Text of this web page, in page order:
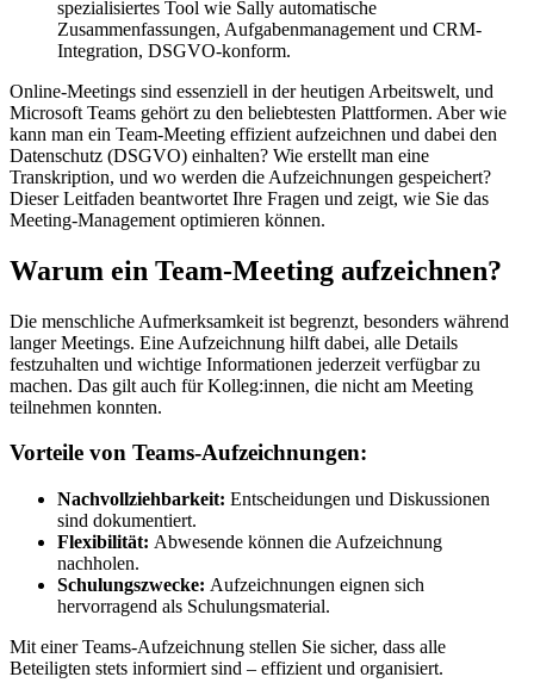
spezialisiertes Tool wie Sally automatische
Zusammenfassungen, Aufgabenmanagement und CRM-
Integration, DSGVO-konform.
Online-Meetings sind essenziell in der heutigen Arbeitswelt, und
Microsoft Teams gehört zu den beliebtesten Plattformen. Aber wie
kann man ein Team-Meeting effizient aufzeichnen und dabei den
Datenschutz (DSGVO) einhalten? Wie erstellt man eine
Transkription, und wo werden die Aufzeichnungen gespeichert?
Dieser Leitfaden beantwortet Ihre Fragen und zeigt, wie Sie das
Meeting-Management optimieren können.
Warum ein Team-Meeting aufzeichnen?
Die menschliche Aufmerksamkeit ist begrenzt, besonders während
langer Meetings. Eine Aufzeichnung hilft dabei, alle Details
festzuhalten und wichtige Informationen jederzeit verfügbar zu
machen. Das gilt auch für Kolleg:innen, die nicht am Meeting
teilnehmen konnten.
Vorteile von Teams-Aufzeichnungen:
Nachvollziehbarkeit: Entscheidungen und Diskussionen
sind dokumentiert.
Flexibilität: Abwesende können die Aufzeichnung
nachholen.
Schulungszwecke: Aufzeichnungen eignen sich
hervorragend als Schulungsmaterial.
Mit einer Teams-Aufzeichnung stellen Sie sicher, dass alle
Beteiligten stets informiert sind – effizient und organisiert.